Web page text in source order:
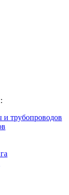
и трубопроводов